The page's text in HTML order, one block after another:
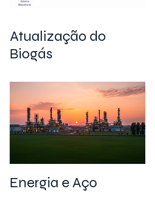
Atualização do
Biogás
Energia e Aço